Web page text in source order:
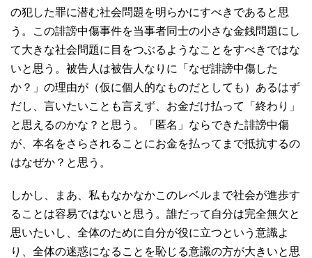
の犯した罪に潜む社会問題を明らかにすべきであると思
う。この誹謗中傷事件を当事者同士の小さな金銭問題にし
て大きな社会問題に目をつぶるようなことをすべきではな
いと思う。被告人は被告人なりに「なぜ誹謗中傷した
か？」の理由が（仮に個人的なものだとしても）あるはず
だし、言いたいことも言えず、お金だけ払って「終わり」
と思えるのかな？と思う。「匿名」ならできた誹謗中傷
が、本名をさらされることにお金を払ってまで抵抗するの
はなぜか？と思う。
しかし、まあ、私もなかなかこのレベルまで社会が進歩す
ることは容易ではないと思う。誰だって自分は完全無欠と
思いたいし、全体のために自分が役に立つという意識よ
り、全体の迷惑になることを恥じる意識の方が大きいと思